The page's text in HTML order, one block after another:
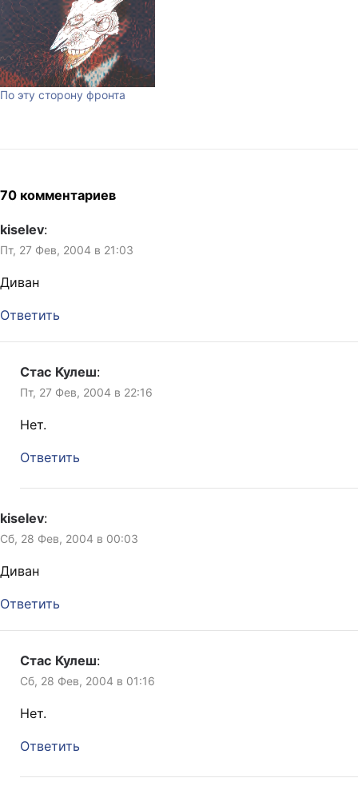
По эту сторону фронта
70 комментариев
kiselev:
Пт, 27 Фев, 2004 в 21:03
Диван
Ответить
Стас Кулеш:
Пт, 27 Фев, 2004 в 22:16
Нет.
Ответить
kiselev:
Сб, 28 Фев, 2004 в 00:03
Диван
Ответить
Стас Кулеш:
Сб, 28 Фев, 2004 в 01:16
Нет.
Ответить